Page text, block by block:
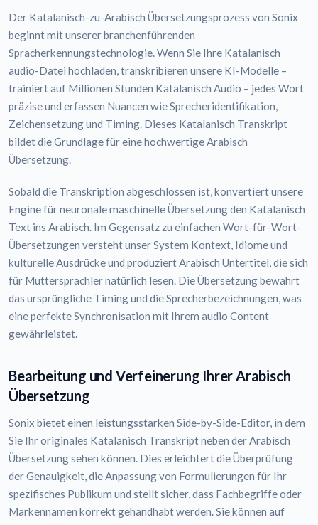
Der Katalanisch-zu-Arabisch Übersetzungsprozess von Sonix
beginnt mit unserer branchenführenden
Spracherkennungstechnologie. Wenn Sie Ihre Katalanisch
audio-Datei hochladen, transkribieren unsere KI-Modelle –
trainiert auf Millionen Stunden Katalanisch Audio – jedes Wort
präzise und erfassen Nuancen wie Sprecheridentifikation,
Zeichensetzung und Timing. Dieses Katalanisch Transkript
bildet die Grundlage für eine hochwertige Arabisch
Übersetzung.
Sobald die Transkription abgeschlossen ist, konvertiert unsere
Engine für neuronale maschinelle Übersetzung den Katalanisch
Text ins Arabisch. Im Gegensatz zu einfachen Wort-für-Wort-
Übersetzungen versteht unser System Kontext, Idiome und
kulturelle Ausdrücke und produziert Arabisch Untertitel, die sich
für Muttersprachler natürlich lesen. Die Übersetzung bewahrt
das ursprüngliche Timing und die Sprecherbezeichnungen, was
eine perfekte Synchronisation mit Ihrem audio Content
gewährleistet.
Bearbeitung und Verfeinerung Ihrer Arabisch
Übersetzung
Sonix bietet einen leistungsstarken Side-by-Side-Editor, in dem
Sie Ihr originales Katalanisch Transkript neben der Arabisch
Übersetzung sehen können. Dies erleichtert die Überprüfung
der Genauigkeit, die Anpassung von Formulierungen für Ihr
spezifisches Publikum und stellt sicher, dass Fachbegriffe oder
Markennamen korrekt gehandhabt werden. Sie können auf